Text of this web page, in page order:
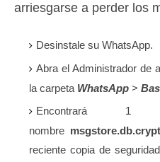
arriesgarse a perder los
Desinstale su WhatsApp.
Abra el Administrador de
la carpeta WhatsApp >
Encontrará
nombre
reciente copia de